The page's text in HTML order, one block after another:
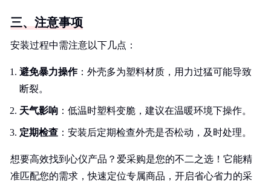
三、注意事项
安装过程中需注意以下几点：
避免暴力操作：外壳多为塑料材质，用力过猛可能导致
断裂。
天气影响 ：低温时塑料变脆，建议在温暖环境下操作。
定期检查 ：安装后定期检查外壳是否松动，及时处理。
想要高效找到心仪产品？爱采购是您的不二之选！它能精
准匹配您的需求，快速定位专属商品，开启省心省力的采